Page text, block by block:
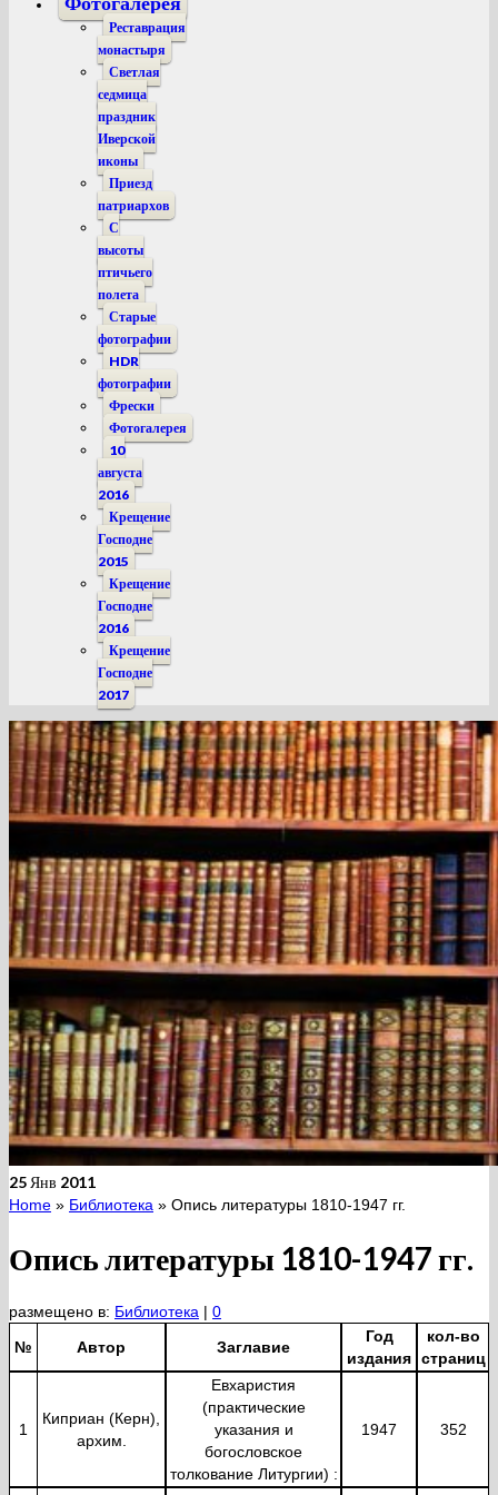
Реставрация
монастыря
Светлая
седмица
праздник
Иверской
иконы
Приезд
патриархов
С
высоты
птичьего
полета
Старые
фотографии
HDR
фотографии
Фрески
Фотогалерея
10
августа
2016
Крещение
Господне
2015
Крещение
Господне
2016
Крещение
Господне
2017
25 Янв 2011
Home » Библиотека » Опись литературы 1810-1947 гг.
Опись литературы 1810-1947 гг.
размещено в: Библиотека | 0
№
Автор Заглавие
Год
издания
кол-во
страниц
1
Киприан (Керн),
архим.
Евхаристия
(практические
указания и
богословское
толкование Литургии) :
1947 352